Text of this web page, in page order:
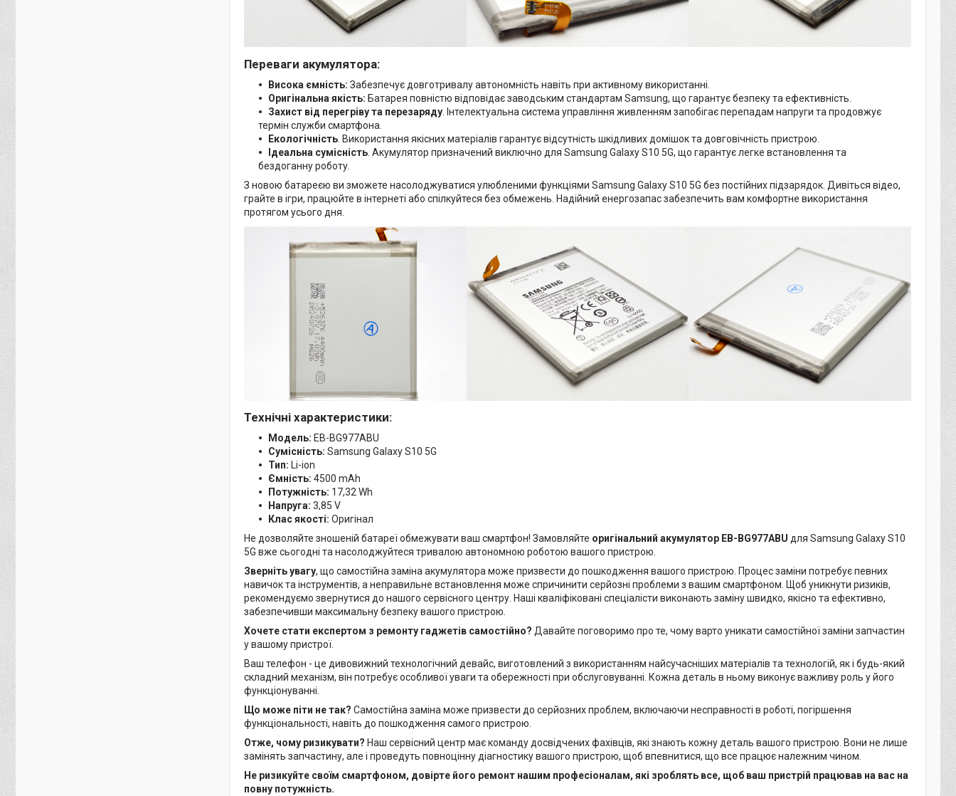
Переваги акумулятора:
Висока ємність: Забезпечує довготривалу автономність навіть при активному використанні.
Оригінальна якість: Батарея повністю відповідає заводським стандартам Samsung, що гарантує безпеку та ефективність.
Захист від перегріву та перезаряду. Інтелектуальна система управління живленням запобігає перепадам напруги та продовжує
термін служби смартфона.
Екологічність. Використання якісних матеріалів гарантує відсутність шкідливих домішок та довговічність пристрою.
Ідеальна сумісність. Акумулятор призначений виключно для Samsung Galaxy S10 5G, що гарантує легке встановлення та
бездоганну роботу.
З новою батареєю ви зможете насолоджуватися улюбленими функціями Samsung Galaxy S10 5G без постійних підзарядок. Дивіться відео,
грайте в ігри, працюйте в інтернеті або спілкуйтеся без обмежень. Надійний енергозапас забезпечить вам комфортне використання
протягом усього дня.
Технічні характеристики:
Модель: EB-BG977ABU
Сумісність: Samsung Galaxy S10 5G
Тип: Li-ion
Ємність: 4500 mAh
Потужність: 17,32 Wh
Напруга: 3,85 V
Клас якості: Оригінал
Не дозволяйте зношеній батареї обмежувати ваш смартфон! Замовляйте оригінальний акумулятор EB-BG977ABU для Samsung Galaxy S10
5G вже сьогодні та насолоджуйтеся тривалою автономною роботою вашого пристрою.
Зверніть увагу, що самостійна заміна акумулятора може призвести до пошкодження вашого пристрою. Процес заміни потребує певних
навичок та інструментів, а неправильне встановлення може спричинити серйозні проблеми з вашим смартфоном. Щоб уникнути ризиків,
рекомендуємо звернутися до нашого сервісного центру. Наші кваліфіковані спеціалісти виконають заміну швидко, якісно та ефективно,
забезпечивши максимальну безпеку вашого пристрою.
Хочете стати експертом з ремонту гаджетів самостійно? Давайте поговоримо про те, чому варто уникати самостійної заміни запчастин
у вашому пристрої.
Ваш телефон - це дивовижний технологічний девайс, виготовлений з використанням найсучасніших матеріалів та технологій, як і будь-який
складний механізм, він потребує особливої уваги та обережності при обслуговуванні. Кожна деталь в ньому виконує важливу роль у його
функціонуванні.
Що може піти не так? Самостійна заміна може призвести до серйозних проблем, включаючи несправності в роботі, погіршення
функціональності, навіть до пошкодження самого пристрою.
Отже, чому ризикувати? Наш сервісний центр має команду досвідчених фахівців, які знають кожну деталь вашого пристрою. Вони не лише
замінять запчастину, але і проведуть повноцінну діагностику вашого пристрою, щоб впевнитися, що все працює належним чином.
Не ризикуйте своїм смартфоном, довірте його ремонт нашим професіоналам, які зроблять все, щоб ваш пристрій працював на вас на
повну потужність.